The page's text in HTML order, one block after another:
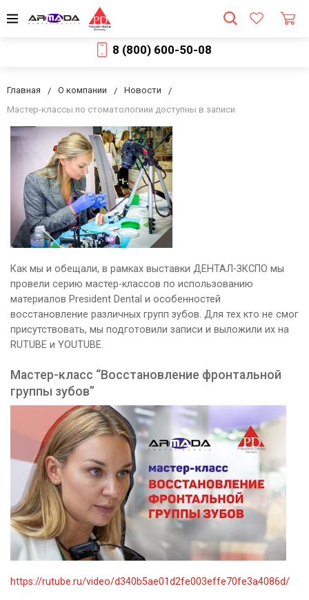
8 (800) 600-50-08
Главная О компании
Новости
Мастер-классы по стоматологиии доступны в записи
Как мы и обещали, в рамках выставки ДЕНТАЛ-ЗКСПО мы
провели серию мастер-классов по использованию
материалов President Dental и особенностей
восстановление различных групп зубов. Для тех кто не смог
присутствовать, мы подготовили записи и выложили их на
RUTUBE и YOUTUBE.
Мастер-класс “Восстановление фронтальной
группы зубов”
https://rutube.ru/video/d340b5ae01d2fe003effe70fe3a4086d/